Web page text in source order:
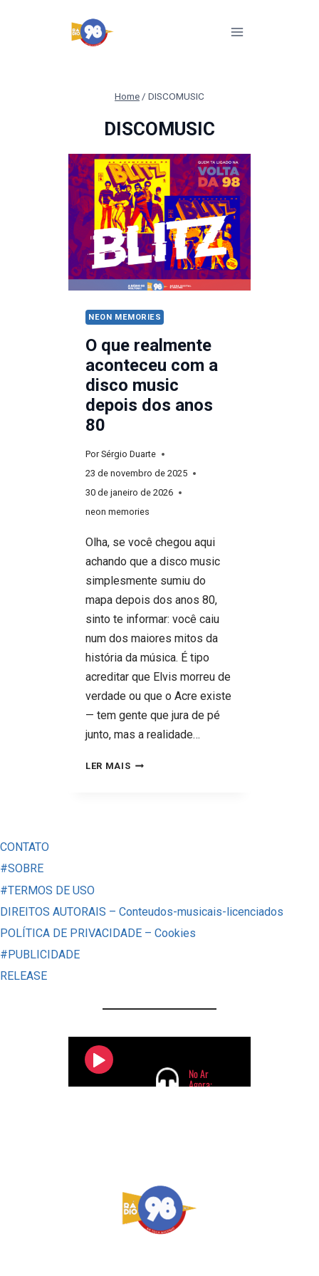
Home / DISCOMUSIC
DISCOMUSIC
NEON MEMORIES
O que realmente
aconteceu com a
disco music
depois dos anos
80
Por Sérgio Duarte
23 de novembro de 2025
30 de janeiro de 2026
neon memories
Olha, se você chegou aqui
achando que a disco music
simplesmente sumiu do
mapa depois dos anos 80,
sinto te informar: você caiu
num dos maiores mitos da
história da música. É tipo
acreditar que Elvis morreu de
verdade ou que o Acre existe
— tem gente que jura de pé
junto, mas a realidade…
LER MAISO
DEPOIS
DOS
CONTATO
#SOBRE
#TERMOS DE USO
DIREITOS AUTORAIS – Conteudos-musicais-licenciados
POLÍTICA DE PRIVACIDADE – Cookies
#PUBLICIDADE
RELEASE